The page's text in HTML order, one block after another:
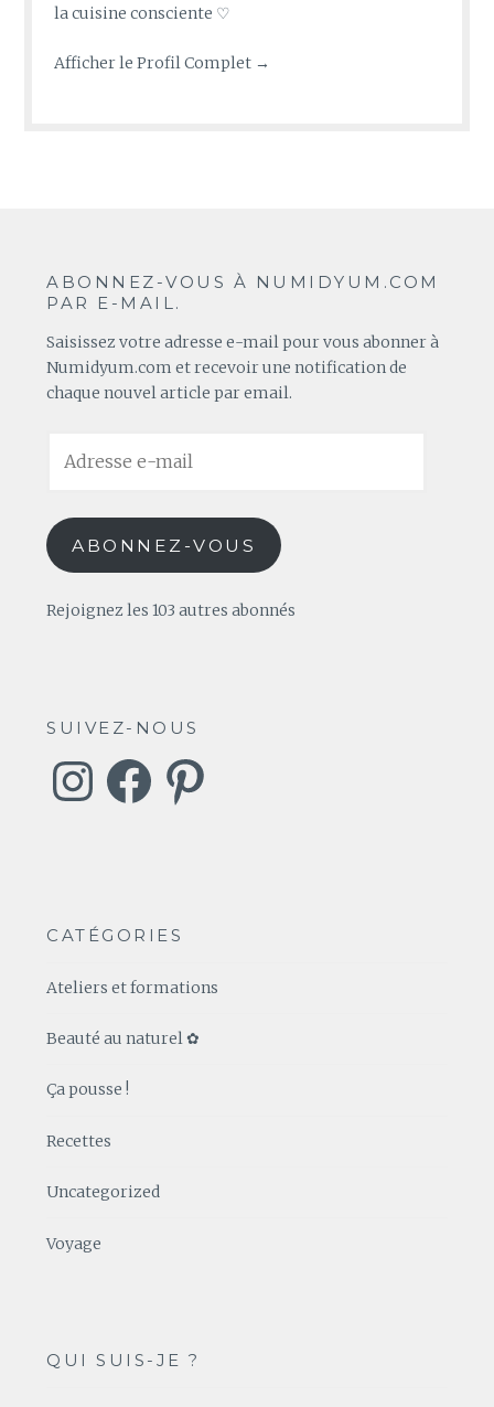
la cuisine consciente ♡
Afficher le Profil Complet →
ABONNEZ-VOUS À NUMIDYUM.COM
PAR E-MAIL.
Saisissez votre adresse e-mail pour vous abonner à
Numidyum.com et recevoir une notification de
chaque nouvel article par email.
ABONNEZ-VOUS
Rejoignez les 103 autres abonnés
SUIVEZ-NOUS
InstagramFacebookPinterest
CATÉGORIES
Ateliers et formations
Beauté au naturel ✿
Ça pousse !
Recettes
Uncategorized
Voyage
QUI SUIS-JE ?